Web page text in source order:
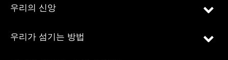
우리의 신앙
우리가 섬기는 방법